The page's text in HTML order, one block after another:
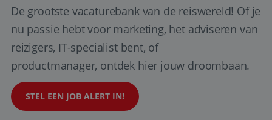
De grootste vacaturebank van de reiswereld! Of je
nu passie hebt voor marketing, het adviseren van
reizigers, IT-specialist bent, of
productmanager, ontdek hier jouw droombaan.
STEL EEN JOB ALERT IN!